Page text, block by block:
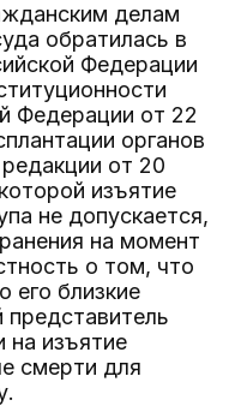
делам
обратилась в
Федерации
Федерации от 22
органов
от 20
изъятие
не допускается,
на момент
о том, что
его близкие
представитель
на изъятие
смерти для